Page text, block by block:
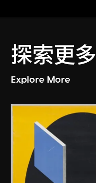
探索更多
Explore More